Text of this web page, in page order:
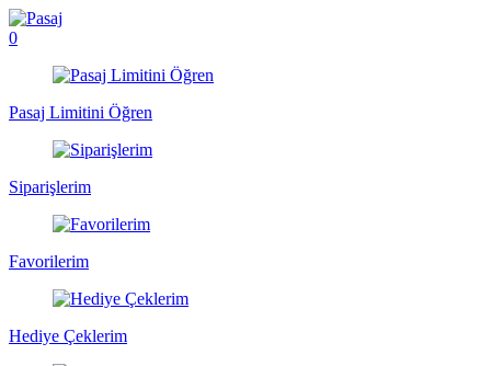
0
Pasaj Limitini Öğren
Siparişlerim
Favorilerim
Hediye Çeklerim